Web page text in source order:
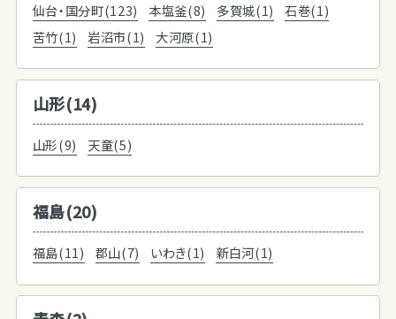
仙台・国分町(123) 本塩釜(8) 多賀城(1)
石巻(1)
苦竹(1)
岩沼市(1) 大河原(1)
山形(14)
山形(9) 天童(5)
福島(20)
福島(11) 郡山(7) いわき(1) 新白河(1)